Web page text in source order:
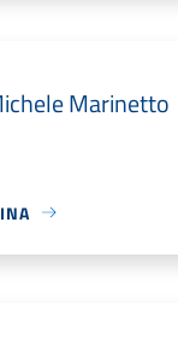
Marinetto